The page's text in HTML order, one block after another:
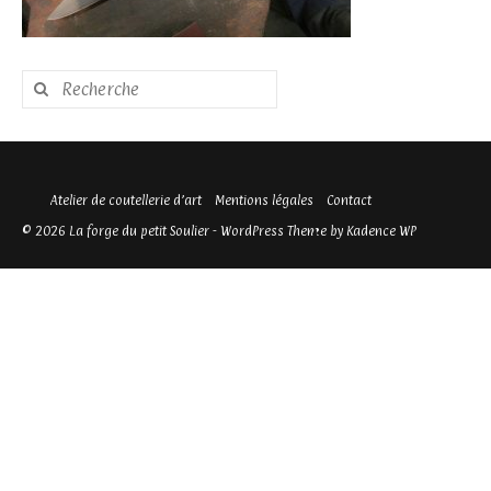
Rechercher
:
Atelier de coutellerie d’art Mentions légales
Contact
© 2026 La forge du petit Soulier - WordPress Theme by Kadence WP